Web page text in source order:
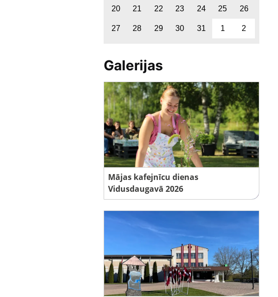
20 21 22 23 24 25 26
27 28 29 30 31 1 2
Galerijas
Mājas kafejnīcu dienas
Vidusdaugavā 2026